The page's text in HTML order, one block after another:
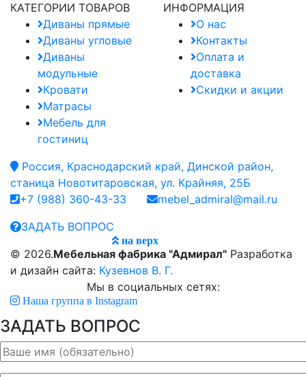
КАТЕГОРИИ ТОВАРОВ
Диваны прямые
Диваны угловые
Диваны
модульные
Кровати
Матрасы
Мебель для
гостиниц
ИНФОРМАЦИЯ
О нас
Контакты
Оплата и
доставка
Скидки и акции
Россия, Краснодарский край, Динской район,
станица Новотитаровская, ул. Крайняя, 25Б
+7 (988) 360-43-33
mebel_admiral@mail.ru
ЗАДАТЬ ВОПРОС
на верх
© 2026.Мебельная фабрика "Адмирал" Разработка
и дизайн сайта: Кузевнов В. Г.
Мы в социальных сетях:
Наша группа в Instagram
ЗАДАТЬ ВОПРОС